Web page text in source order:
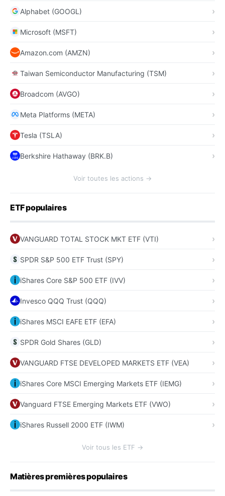
Alphabet (GOOGL)
Microsoft (MSFT)
Amazon.com (AMZN)
Taiwan Semiconductor Manufacturing (TSM)
Broadcom (AVGO)
Meta Platforms (META)
Tesla (TSLA)
Berkshire Hathaway (BRK.B)
Voir toutes les actions →
ETF populaires
VANGUARD TOTAL STOCK MKT ETF (VTI)
SPDR S&P 500 ETF Trust (SPY)
iShares Core S&P 500 ETF (IVV)
Invesco QQQ Trust (QQQ)
iShares MSCI EAFE ETF (EFA)
SPDR Gold Shares (GLD)
VANGUARD FTSE DEVELOPED MARKETS ETF (VEA)
iShares Core MSCI Emerging Markets ETF (IEMG)
Vanguard FTSE Emerging Markets ETF (VWO)
iShares Russell 2000 ETF (IWM)
Voir tous les ETF →
Matières premières populaires